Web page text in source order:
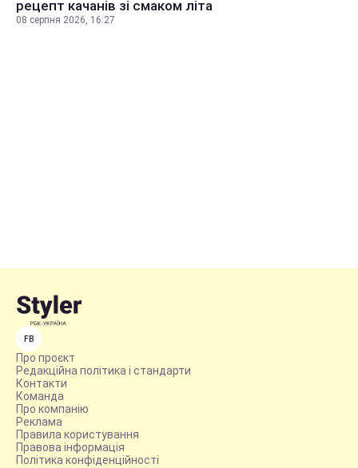
рецепт качанів зі смаком літа
08 серпня 2026, 16:27
FB
Про проєкт
Редакційна політика і стандарти
Контакти
Команда
Про компанію
Реклама
Правила користування
Правова інформація
Політика конфіденційності